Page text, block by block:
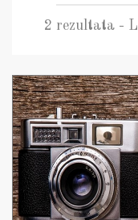
2 rezultata -